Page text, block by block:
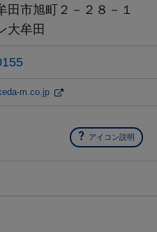
田市旭町２－２８－１
大牟田
m.co.jp
アイコン説明